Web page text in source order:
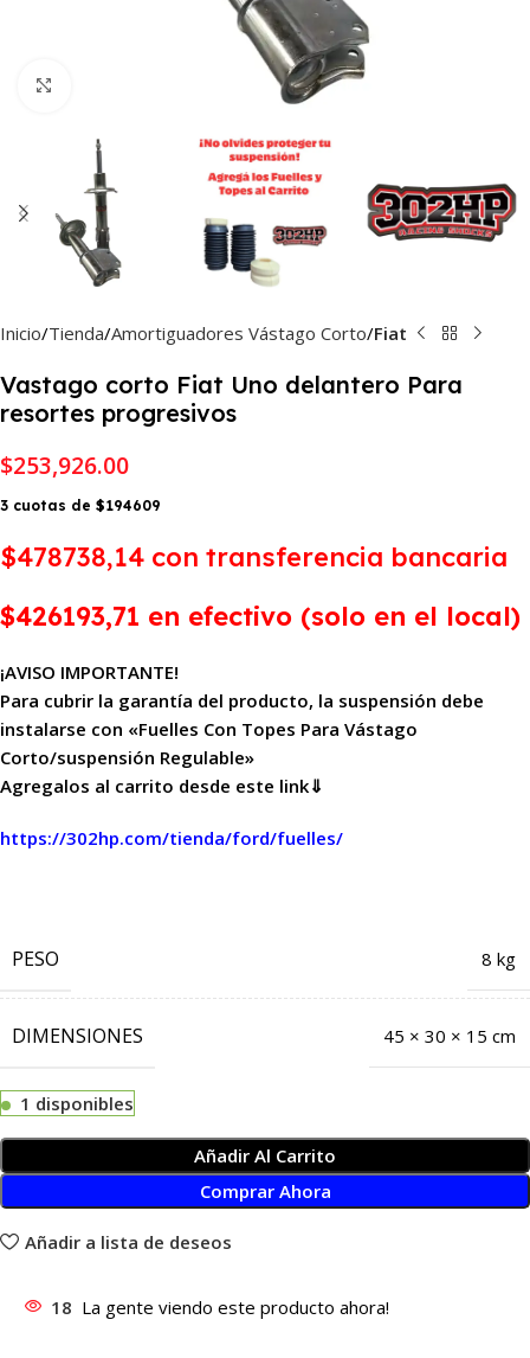
Inicio Tienda Amortiguadores Vástago Corto Fiat
Vastago corto Fiat Uno delantero Para
resortes progresivos
$253,926.00
3 cuotas de $194609
$478738,14 con transferencia bancaria
$426193,71 en efectivo (solo en el local)
¡AVISO IMPORTANTE!
Para cubrir la garantía del producto, la suspensión debe
instalarse con «Fuelles Con Topes Para Vástago
Corto/suspensión Regulable»
Agregalos al carrito desde este link⇓
https://302hp.com/tienda/ford/fuelles/
PESO 8 kg
DIMENSIONES 45 × 30 × 15 cm
1 disponibles
Añadir Al Carrito
Comprar Ahora
Añadir a lista de deseos
18 La gente viendo este producto ahora!